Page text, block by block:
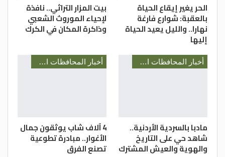
الحر يغير إيقاع الحياة
بالعقبة: شوارع فارغة
نهارا.. والليل يعيد الحياة
إليها
بيت المزار التراثي.. نافذة
لإحياء الموروث الشعبي
وذاكرة المكان في الكرك
أخبار المحافظات الأردنية
مادبا بالسردية الأردنية..
شاهد حي على التاريخ
والهوية والعيش المشترك
أخبار المحافظات الأردنية
4 آلاف شاب يوثقون جمال
الأغوار.. مبادرة تطوعية
تصنع الفرق